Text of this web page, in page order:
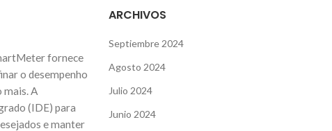
fornece
o desempenho
mais. A
(IDE) para
e manter
ARCHIVOS
Septiembre 2024
Agosto 2024
Julio 2024
Junio 2024